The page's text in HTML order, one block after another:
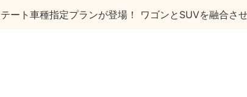
ート車種指定プランが登場！ ワゴンとSUVを融合さ